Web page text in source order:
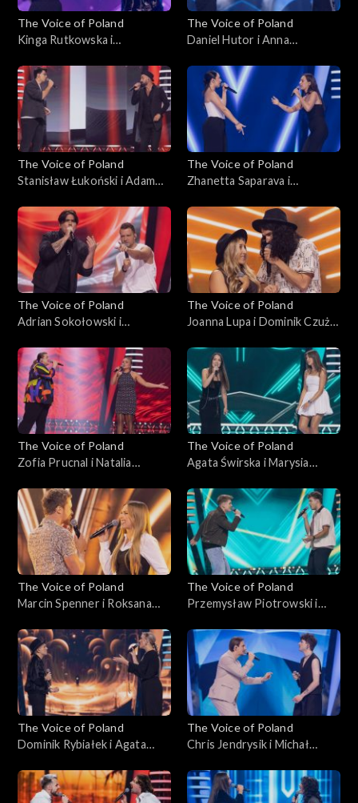
The Voice of Poland
Kinga Rutkowska i
„Love in the Dark”, „The
Voice of Poland”, Bitwy, 25
października 2025
The Voice of Poland
Daniel Hutor i Anna
Reason”, „The Voice of
Poland”, Bitwy, 25
października 2025
The Voice of Poland
Stanisław Łukoński i Adam
Magdaleno”, „The Voice of
Poland”, Bitwy, 25
października 2025
The Voice of Poland
Zhanetta Saparava i
Are Doin’ It for Themselves”,
„The Voice of Poland”, Bitwy,
25 października 2025
The Voice of Poland
Adrian Sokołowski i
Do You Believe In?”; „The
Voice of Poland”, Bitwy, 18
października 2025
The Voice of Poland
Joanna Lupa i Dominik Czuż –
Poland”, Bitwy, 18
października 2025
The Voice of Poland
Zofia Prucnal i Natalia
„The Voice of Poland”, Bitwy,
18 października 2025
The Voice of Poland
Agata Świrska i Marysia
Voice of Poland”, Bitwy, 18
października 2025
The Voice of Poland
Marcin Spenner i Roksana
„The Voice of Poland”, Bitwy,
18 października 2025
The Voice of Poland
Przemysław Piotrowski i
monet”; „The Voice of
Poland”, Bitwy, 18
października 2025
The Voice of Poland
Dominik Rybiałek i Agata
Ciebie”; „The Voice of
Poland”, Bitwy, 18
The Voice of Poland
Chris Jendrysik i Michał
in the Mirror”; „The Voice of
Poland”, Bitwy, 18